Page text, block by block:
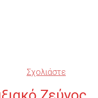
Σχολιάστε